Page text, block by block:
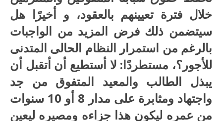
خلال فترة تعيينهم بالعقود، و أخيرًا هل
سيتضمن ذلك فرض المزيد من الواجبات
بالرغم من استمرار النظام الحالى المتدنى
للأجور؟، مستطردًا: لا أستطيع أن أتقبل أن
يبذل الطالب والمعيد المتفوق من جد
واجتهاد ومثابرة على مدار 8 أو 10 سنوات
من عمره ليكون هذا جزاءه ومصيره ليعين